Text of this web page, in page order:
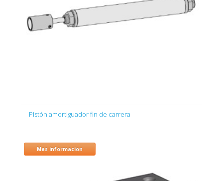
Pistón amortiguador fin de carrera
Mas informacion